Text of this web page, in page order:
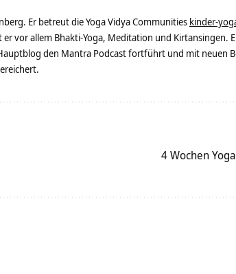
Er betreut die Yoga Vidya Communities kinder-
er vor allem Bhakti-Yoga, Meditation und Kirtansingen.
den Mantra Podcast fortführt und mit neuen
4 Wochen